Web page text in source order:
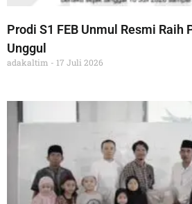
Prodi S1 FEB Unmul Resmi
Unggul
adakaltim 17 Juli 2026